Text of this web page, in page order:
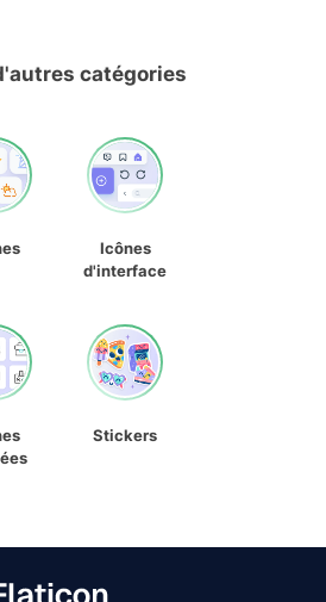
catégories
Icônes
d'interface
Stickers